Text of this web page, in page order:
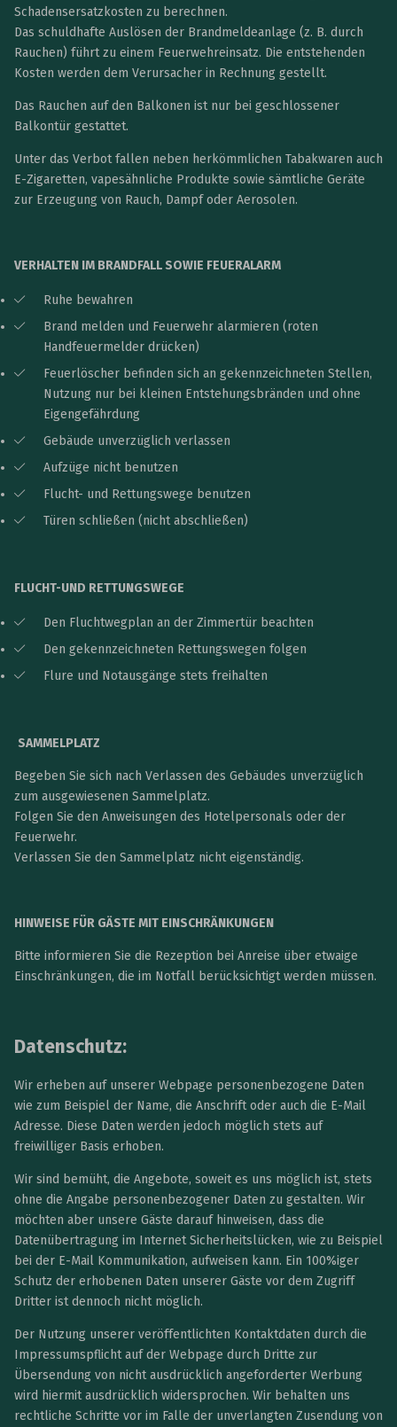
Schadensersatzkosten zu berechnen.
Das schuldhafte Auslösen der Brandmeldeanlage (z. B. durch
Rauchen) führt zu einem Feuerwehreinsatz. Die entstehenden
Kosten werden dem Verursacher in Rechnung gestellt.
Das Rauchen auf den Balkonen ist nur bei geschlossener
Balkontür gestattet.
Unter das Verbot fallen neben herkömmlichen Tabakwaren auch
E-Zigaretten, vapesähnliche Produkte sowie sämtliche Geräte
zur Erzeugung von Rauch, Dampf oder Aerosolen.
VERHALTEN IM BRANDFALL SOWIE FEUERALARM
Ruhe bewahren
Brand melden und Feuerwehr alarmieren (roten
Handfeuermelder drücken)
Feuerlöscher befinden sich an gekennzeichneten Stellen,
Nutzung nur bei kleinen Entstehungsbränden und ohne
Eigengefährdung
Gebäude unverzüglich verlassen
Aufzüge nicht benutzen
Flucht- und Rettungswege benutzen
Türen schließen (nicht abschließen)
FLUCHT-UND RETTUNGSWEGE
Den Fluchtwegplan an der Zimmertür beachten
Den gekennzeichneten Rettungswegen folgen
Flure und Notausgänge stets freihalten
SAMMELPLATZ
Begeben Sie sich nach Verlassen des Gebäudes unverzüglich
zum ausgewiesenen Sammelplatz.
Folgen Sie den Anweisungen des Hotelpersonals oder der
Feuerwehr.
Verlassen Sie den Sammelplatz nicht eigenständig.
HINWEISE FÜR GÄSTE MIT EINSCHRÄNKUNGEN
Bitte informieren Sie die Rezeption bei Anreise über etwaige
Einschränkungen, die im Notfall berücksichtigt werden müssen.
Datenschutz:
Wir erheben auf unserer Webpage personenbezogene Daten
wie zum Beispiel der Name, die Anschrift oder auch die E-Mail
Adresse. Diese Daten werden jedoch möglich stets auf
freiwilliger Basis erhoben.
Wir sind bemüht, die Angebote, soweit es uns möglich ist, stets
ohne die Angabe personenbezogener Daten zu gestalten. Wir
möchten aber unsere Gäste darauf hinweisen, dass die
Datenübertragung im Internet Sicherheitslücken, wie zu Beispiel
bei der E-Mail Kommunikation, aufweisen kann. Ein 100%iger
Schutz der erhobenen Daten unserer Gäste vor dem Zugriff
Dritter ist dennoch nicht möglich.
Der Nutzung unserer veröffentlichten Kontaktdaten durch die
Impressumspflicht auf der Webpage durch Dritte zur
Übersendung von nicht ausdrücklich angeforderter Werbung
wird hiermit ausdrücklich widersprochen. Wir behalten uns
rechtliche Schritte vor im Falle der unverlangten Zusendung von